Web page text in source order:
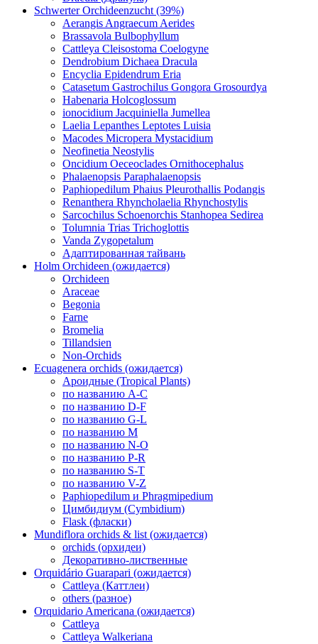
Schwerter Orchideenzucht (39%)
Aerangis Angraecum Aerides
Brassavola Bulbophyllum
Cattleya Cleisostoma Coelogyne
Dendrobium Dichaea Dracula
Encyclia Epidendrum Eria
Catasetum Gastrochilus Gongora Grosourdya
Habenaria Holcoglossum
ionocidium Jacquiniella Jumellea
Laelia Lepanthes Leptotes Luisia
Macodes Micropera Mystacidium
Neofinetia Neostylis
Oncidium Oeceoclades Ornithocephalus
Phalaenopsis Paraphalaenopsis
Paphiopedilum Phaius Pleurothallis Podangis
Renanthera Rhyncholaelia Rhynchostylis
Sarcochilus Schoenorchis Stanhopea Sedirea
Tolumnia Trias Trichoglottis
Vanda Zygopetalum
Адаптированная тайвань
Holm Orchideen (ожидается)
Orchideen
Araceae
Begonia
Farne
Bromelia
Tillandsien
Non-Orchids
Ecuagenera orchids (ожидается)
Ароидные (Tropical Plants)
по названию A-C
по названию D-F
по названию G-L
по названию M
по названию N-O
по названию P-R
по названию S-T
по названию V-Z
Paphiopedilum и Phragmipedium
Цимбидиум (Cymbidium)
Flask (фласки)
Mundiflora orchids & list (ожидается)
orchids (орхидеи)
Декоративно-лиственные
Orquidário Guarapari (ожидается)
Cattleya (Каттлеи)
others (разное)
Orquidario Americana (ожидается)
Cattleya
Cattleya Walkeriana